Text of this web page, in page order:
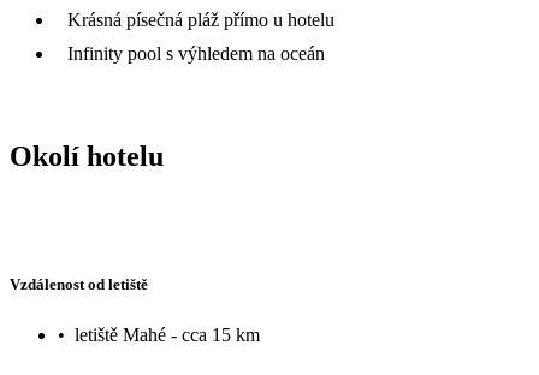
Krásná písečná pláž přímo u hotelu
Infinity pool s výhledem na oceán
Okolí hotelu
Vzdálenost od letiště
• letiště Mahé - cca 15 km